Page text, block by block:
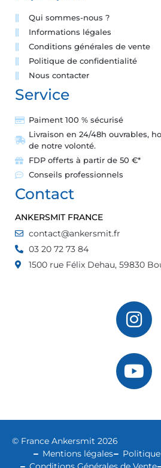
Qui sommes-nous ?
Informations légales
Conditions générales de vente
Politique de confidentialité
Nous contacter
Service
Paiment 100 % sécurisé
Livraison en 24/48h ouvrables,
de notre volonté.
FDP offerts à partir de 50 €*
Conseils professionnels
Contact
ANKERSMIT FRANCE
contact@ankersmit.fr
03 20 72 73 84
1500 rue Félix Dehau, 59830
© France Ankersmit 2026
Mentions légales